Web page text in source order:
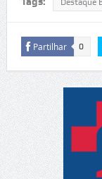
Partilhar 0